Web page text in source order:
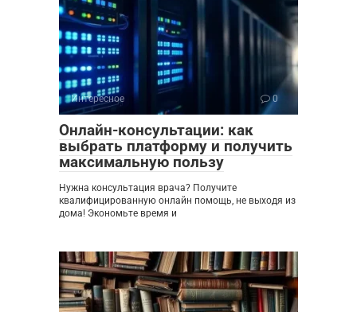
Интересное 0
Онлайн-консультации: как
выбрать платформу и получить
максимальную пользу
Нужна консультация врача? Получите
квалифицированную онлайн помощь, не выходя из
дома! Экономьте время и